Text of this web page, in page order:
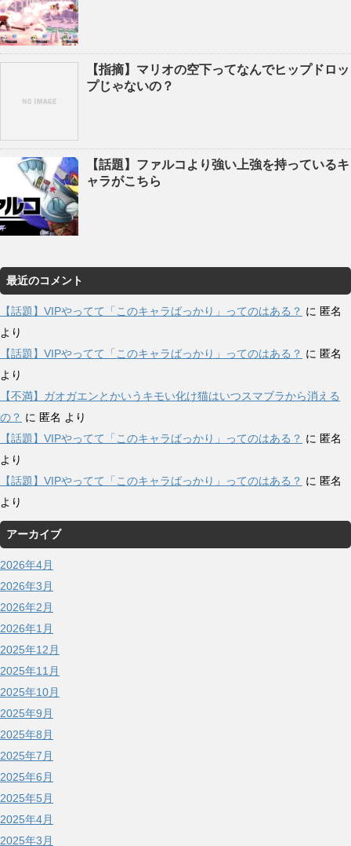
【指摘】マリオの空下ってなんでヒップドロッ
プじゃないの？
【話題】ファルコより強い上強を持っているキ
ャラがこちら
最近のコメント
【話題】VIPやってて「このキャラばっかり」ってのはある？ に 匿名
より
【話題】VIPやってて「このキャラばっかり」ってのはある？ に 匿名
より
【不満】ガオガエンとかいうキモい化け猫はいつスマブラから消える
の？ に 匿名 より
【話題】VIPやってて「このキャラばっかり」ってのはある？ に 匿名
より
【話題】VIPやってて「このキャラばっかり」ってのはある？ に 匿名
より
アーカイブ
2026年4月
2026年3月
2026年2月
2026年1月
2025年12月
2025年11月
2025年10月
2025年9月
2025年8月
2025年7月
2025年6月
2025年5月
2025年4月
2025年3月